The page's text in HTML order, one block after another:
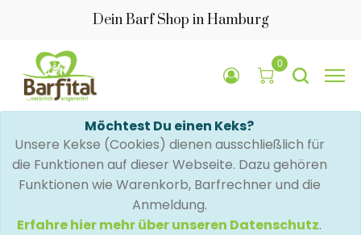
Dein Barf Shop in Hamburg
0
Möchtest Du einen Keks?
Unsere Kekse (Cookies) dienen ausschließlich für
die Funktionen auf dieser Webseite. Dazu gehören
Funktionen wie Warenkorb, Barfrechner und die
Anmeldung.
Erfahre hier mehr über unseren Datenschutz.